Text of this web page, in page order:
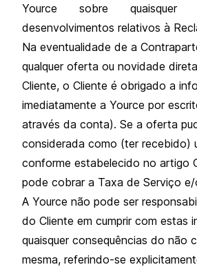
Yource sobre quaisquer
desenvolvimentos relativos à
Na eventualidade de a
qualquer oferta ou novidade
Cliente, o Cliente é obrigado a
imediatamente a Yource por
através da conta). Se a oferta
considerada como (ter recebido)
conforme estabelecido no artigo
pode cobrar a Taxa de Serviço e/
A Yource não pode ser
do Cliente em cumprir com estas
quaisquer consequências do não
mesma, referindo-se